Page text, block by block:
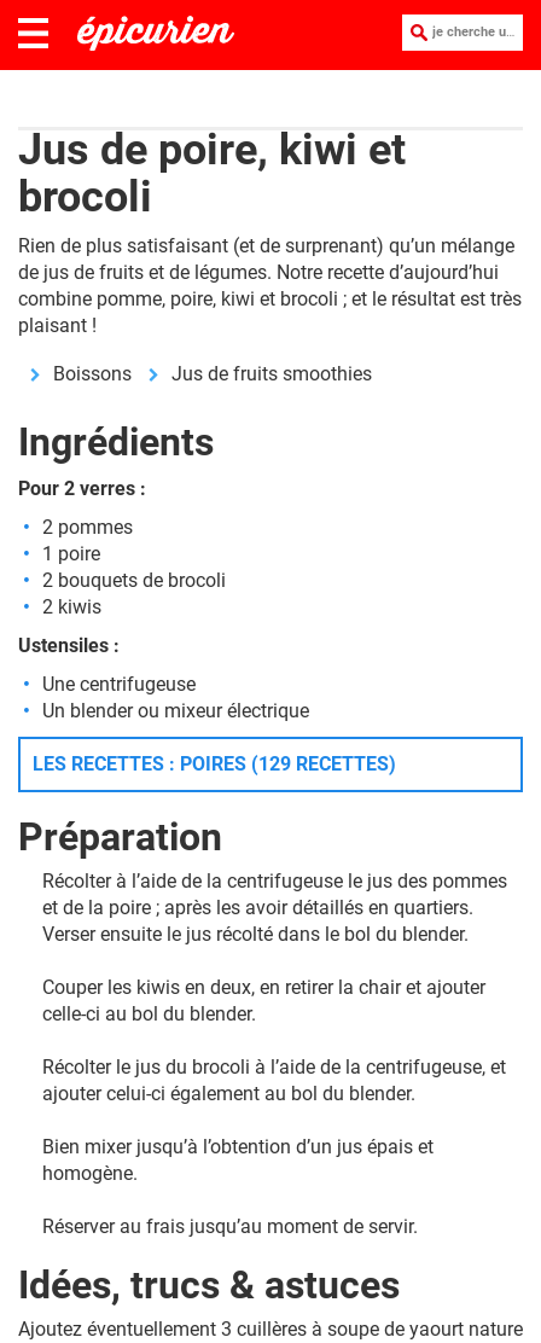
je cherche une recette :
Jus de poire, kiwi et
brocoli
Rien de plus satisfaisant (et de surprenant) qu’un mélange
de jus de fruits et de légumes. Notre recette d’aujourd’hui
combine pomme, poire, kiwi et brocoli ; et le résultat est très
plaisant !
Boissons Jus de fruits smoothies
Ingrédients
Pour 2 verres :
2 pommes
1 poire
2 bouquets de brocoli
2 kiwis
Ustensiles :
Une centrifugeuse
Un blender ou mixeur électrique
LES RECETTES : POIRES (129 RECETTES)
Préparation
Récolter à l’aide de la centrifugeuse le jus des pommes
et de la poire ; après les avoir détaillés en quartiers.
Verser ensuite le jus récolté dans le bol du blender.
Couper les kiwis en deux, en retirer la chair et ajouter
celle-ci au bol du blender.
Récolter le jus du brocoli à l’aide de la centrifugeuse, et
ajouter celui-ci également au bol du blender.
Bien mixer jusqu’à l’obtention d’un jus épais et
homogène.
Réserver au frais jusqu’au moment de servir.
Idées, trucs & astuces
Ajoutez éventuellement 3 cuillères à soupe de yaourt nature